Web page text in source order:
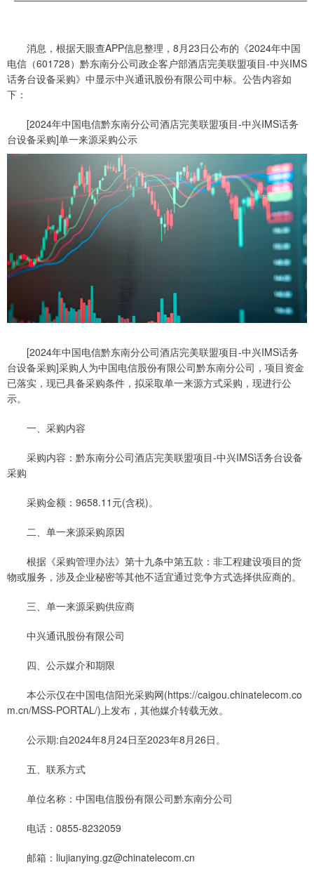
消息，根据天眼查APP信息整理，8月23日公布的《2024年中国
电信（601728）黔东南分公司政企客户部酒店完美联盟项目-中兴IMS
话务台设备采购》中显示中兴通讯股份有限公司中标。公告内容如
下：
[2024年中国电信黔东南分公司酒店完美联盟项目-中兴IMS话务
台设备采购]单一来源采购公示
[2024年中国电信黔东南分公司酒店完美联盟项目-中兴IMS话务
台设备采购]采购人为中国电信股份有限公司黔东南分公司，项目资金
已落实，现已具备采购条件，拟采取单一来源方式采购，现进行公
示。
一、采购内容
采购内容：黔东南分公司酒店完美联盟项目-中兴IMS话务台设备
采购
采购金额：9658.11元(含税)。
二、单一来源采购原因
根据《采购管理办法》第十九条中第五款：非工程建设项目的货
物或服务，涉及企业秘密等其他不适宜通过竞争方式选择供应商的。
三、单一来源采购供应商
中兴通讯股份有限公司
四、公示媒介和期限
本公示仅在中国电信阳光采购网(https://caigou.chinatelecom.co
m.cn/MSS-PORTAL/)上发布，其他媒介转载无效。
公示期:自2024年8月24日至2023年8月26日。
五、联系方式
单位名称：中国电信股份有限公司黔东南分公司
电话：0855-8232059
邮箱：liujianying.gz@chinatelecom.cn